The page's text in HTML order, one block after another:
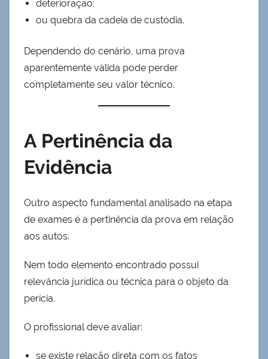
deterioração;
ou quebra da cadeia de custódia.
Dependendo do cenário, uma prova
aparentemente válida pode perder
completamente seu valor técnico.
A Pertinência da
Evidência
Outro aspecto fundamental analisado na etapa
de exames é a pertinência da prova em relação
aos autos.
Nem todo elemento encontrado possui
relevância jurídica ou técnica para o objeto da
perícia.
O profissional deve avaliar:
se existe relação direta com os fatos